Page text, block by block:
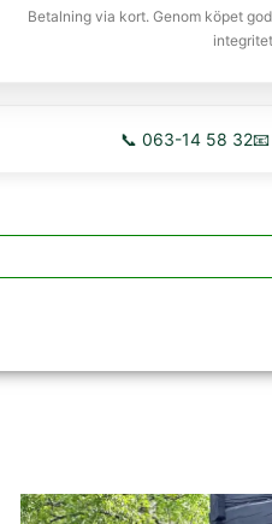
Betalning via kort. Genom köpet
📞 063-14 58 32